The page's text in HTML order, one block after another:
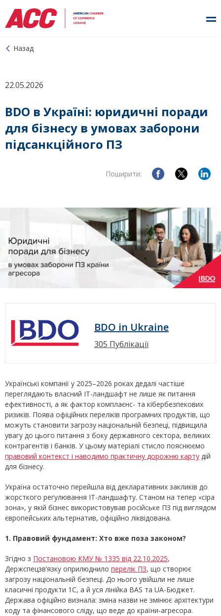
Назад
22.05.2026
BDO в Україні: юридичні поради
для бізнесу в умовах заборони
підсанкційного ПЗ
Поширити:
BDO in Ukraine
305 Публікації
Українські компанії у 2025–2026 роках дедалі частіше
переглядають власний ІТ-ландшафт не лише як питання
ефективності, а як фактор комплаєнс- та кібербезпекових
ризиків. Поява офіційних переліків програмних продуктів, що
можуть становити загрозу національній безпеці, підвищила
увагу до цього питання з боку державного сектора, великих
контрагентів і банків. У цьому матеріалі стисло пояснюємо
правовий контекст і наводимо практичну дорожню карту дій
для бізнесу.
Україна остаточно перейшла від декларативних закликів до
жорсткого регулювання ІТ-ландшафту. Станом на тепер «сіра
зона», у якій бізнес використовував російське ПЗ під виглядом
європейських альтернатив, офіційно ліквідована.
1. Правовий фундамент: Хто вже поза законом?
Згідно з Постановою КМУ № 1335 від 22.10.2025,
Держспецзв’язку оприлюднило перелік ПЗ, що створює
загрозу національній безпеці. До нього увійшли не лише
класичні продукти 1С, а й уся лінійка BAS та UA-Бюджет.
Держава офіційно визнала: зміна назви не змінює архітектури
коду та фінансового сліду, що веде до країни-агресора.